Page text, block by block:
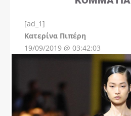
[ad_1]
Kατερίνα Πιπέρη
19/09/2019 @ 03:42:03